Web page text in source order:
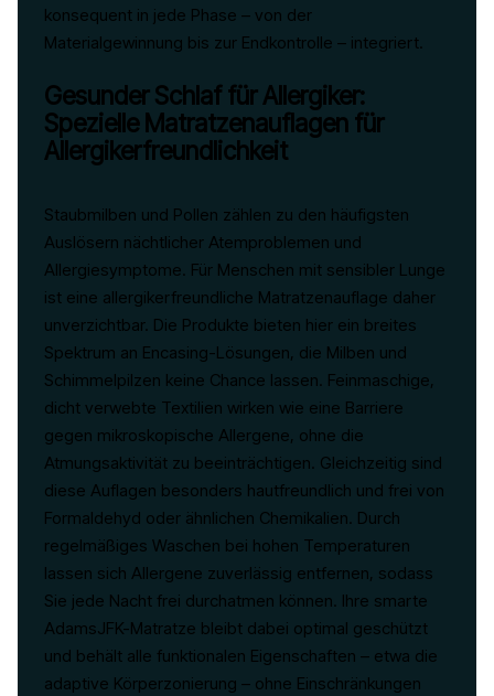
konsequent in jede Phase – von der
Materialgewinnung bis zur Endkontrolle – integriert.
Gesunder Schlaf für Allergiker:
Spezielle Matratzenauflagen für
Allergikerfreundlichkeit
Staubmilben und Pollen zählen zu den häufigsten
Auslösern nächtlicher Atemproblemen und
Allergiesymptome. Für Menschen mit sensibler Lunge
ist eine allergikerfreundliche Matratzenauflage daher
unverzichtbar. Die Produkte bieten hier ein breites
Spektrum an Encasing-Lösungen, die Milben und
Schimmelpilzen keine Chance lassen. Feinmaschige,
dicht verwebte Textilien wirken wie eine Barriere
gegen mikroskopische Allergene, ohne die
Atmungsaktivität zu beeinträchtigen. Gleichzeitig sind
diese Auflagen besonders hautfreundlich und frei von
Formaldehyd oder ähnlichen Chemikalien. Durch
regelmäßiges Waschen bei hohen Temperaturen
lassen sich Allergene zuverlässig entfernen, sodass
Sie jede Nacht frei durchatmen können. Ihre smarte
AdamsJFK-Matratze bleibt dabei optimal geschützt
und behält alle funktionalen Eigenschaften – etwa die
adaptive Körperzonierung – ohne Einschränkungen